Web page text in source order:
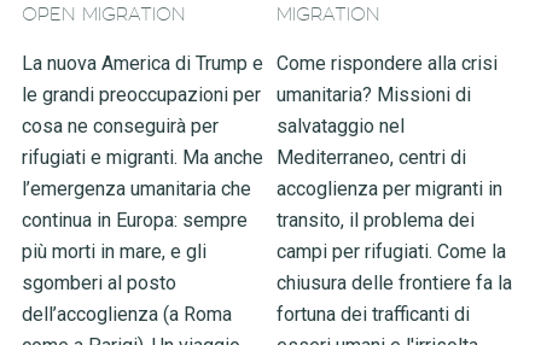
OPEN MIGRATION
La nuova America di Trump e
le grandi preoccupazioni per
cosa ne conseguirà per
rifugiati e migranti. Ma anche
l’emergenza umanitaria che
continua in Europa: sempre
più morti in mare, e gli
sgomberi al posto
dell’accoglienza (a Roma
MIGRATION
Come rispondere alla crisi
umanitaria? Missioni di
salvataggio nel
Mediterraneo, centri di
accoglienza per migranti in
transito, il problema dei
campi per rifugiati. Come la
chiusura delle frontiere fa la
fortuna dei trafficanti di